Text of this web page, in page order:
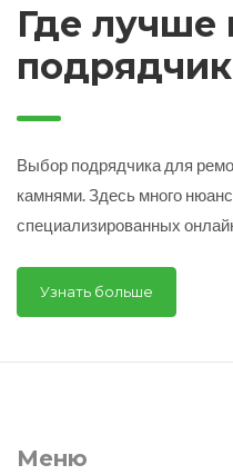
Где лучше
ремонта
Выбор подрядчика для
камнями. Здесь много
специализированных
попасться на мошенников
до подписания договора.
Узнать больше
Меню